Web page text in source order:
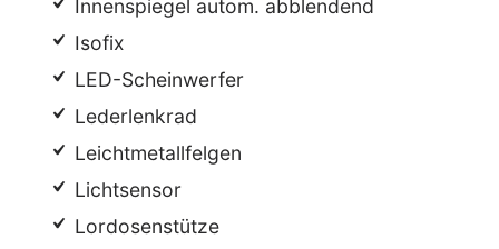
Innenspiegel autom. abblendend
Isofix
LED-Scheinwerfer
Lederlenkrad
Leichtmetallfelgen
Lichtsensor
Lordosenstütze